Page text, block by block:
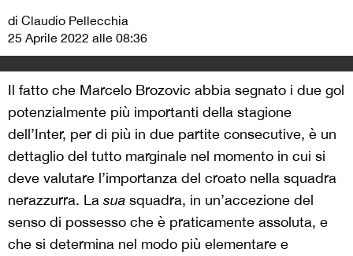
di Claudio Pellecchia
25 Aprile 2022 alle 08:36
Il fatto che Marcelo Brozovic abbia segnato i due gol
potenzialmente più importanti della stagione
dell’Inter, per di più in due partite consecutive, è un
dettaglio del tutto marginale nel momento in cui si
deve valutare l’importanza del croato nella squadra
nerazzurra. La sua squadra, in un’accezione del
senso di possesso che è praticamente assoluta, e
che si determina nel modo più elementare e